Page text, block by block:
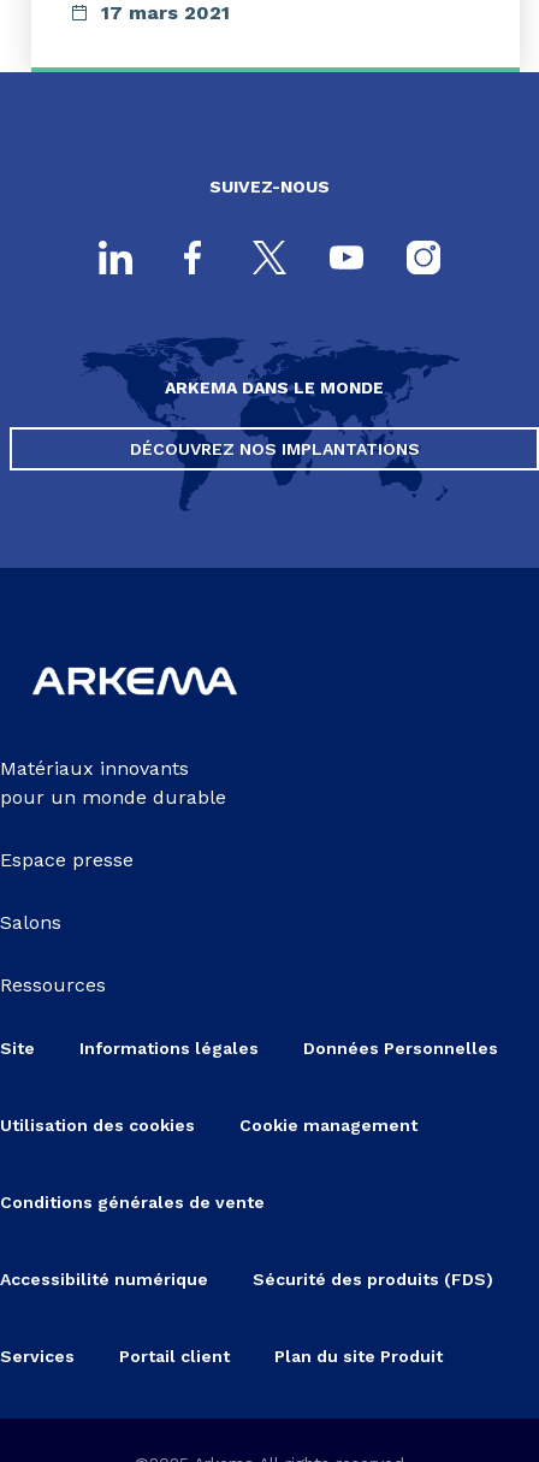
17 mars 2021
SUIVEZ-NOUS
ARKEMA DANS LE MONDE
DÉCOUVREZ NOS IMPLANTATIONS
Matériaux innovants
pour un monde durable
Espace presse
Salons
Ressources
Site Informations légales Données Personnelles
Utilisation des cookies Cookie management
Conditions générales de vente
Accessibilité numérique Sécurité des produits (FDS)
Services Portail client Plan du site Produit